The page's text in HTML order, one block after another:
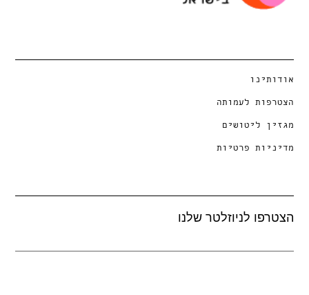
אודותינו
הצטרפות לעמותה
מגזין ליטושים
מדיניות פרטיות
הצטרפו לניוזלטר שלנו